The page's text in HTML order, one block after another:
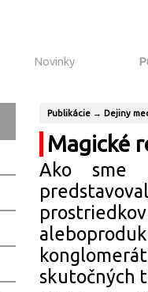
Novinky
Publikácie → Dejiny
Magické
Ako sme
skutočných